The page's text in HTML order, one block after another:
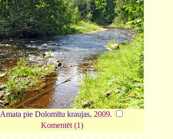
Amata pie Dolomītu kraujas, 2009.
Komentēt (1)